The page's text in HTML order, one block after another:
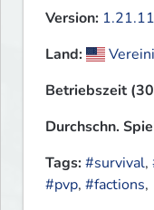
Version: 1.21.11
Land:
Betriebszeit
Durchschn.
Tags:#survival,
#pvp, #factions,